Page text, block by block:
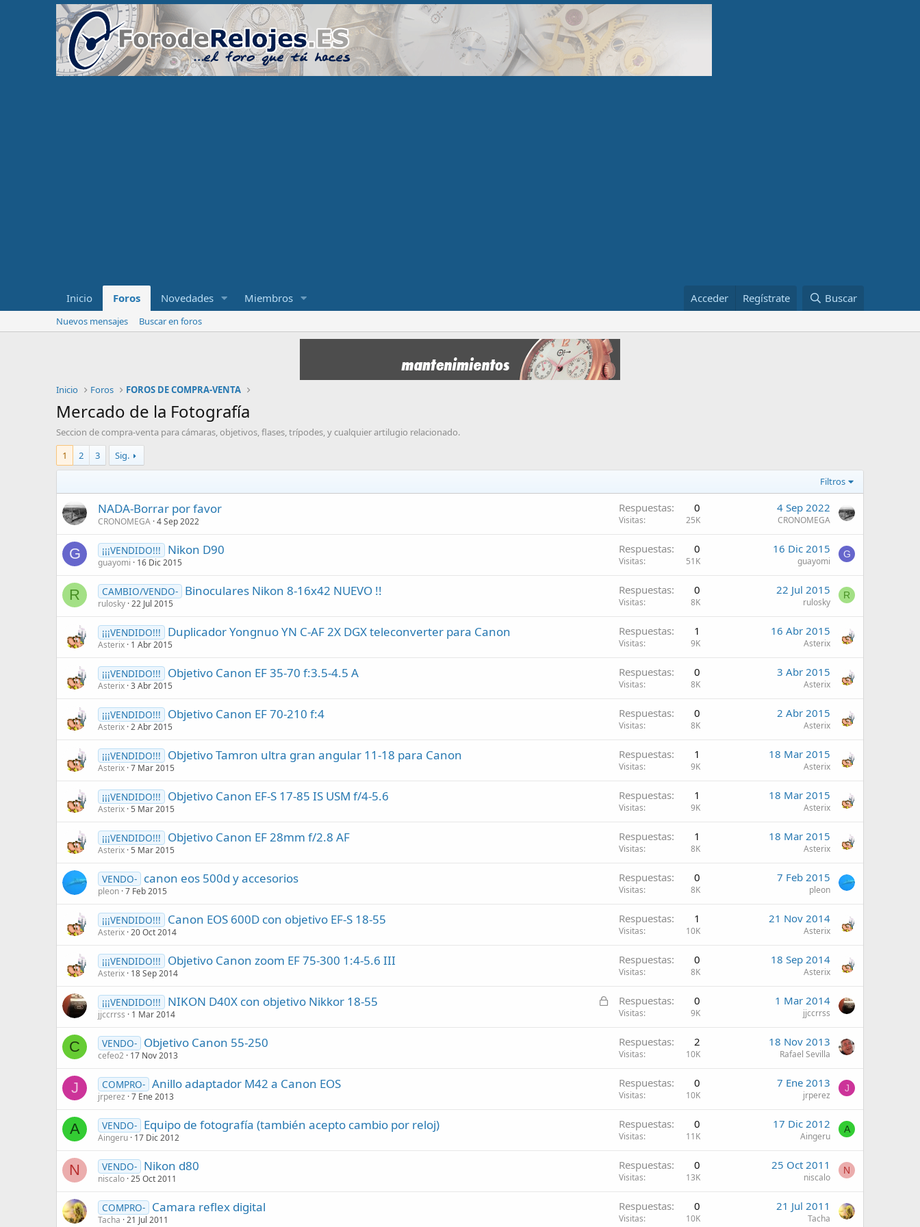
Inicio Foros Novedades Miembros Acceder Regístrate Buscar
Nuevos mensajes Buscar en foros
Inicio Foros FOROS DE COMPRA-VENTA
Mercado de la Fotografía
Seccion de compra-venta para cámaras, objetivos, flases, trípodes, y cualquier artilugio relacionado.
1
2 3 Sig.
Filtros
NADA-Borrar por favor
CRONOMEGA 4 Sep 2022
Respuestas 0
Visitas 25K
4 Sep 2022
CRONOMEGA
G ¡¡¡VENDIDO!!! Nikon D90
guayomi 16 Dic 2015
Respuestas 0
Visitas 51K
16 Dic 2015
guayomi
G
R CAMBIO/VENDO- Binoculares Nikon 8-16x42 NUEVO !!
rulosky 22 Jul 2015
Respuestas 0
Visitas 8K
22 Jul 2015
rulosky
R
¡¡¡VENDIDO!!! Duplicador Yongnuo YN C-AF 2X DGX teleconverter para Canon
Asterix 1 Abr 2015
Respuestas 1
Visitas 9K
16 Abr 2015
Asterix
¡¡¡VENDIDO!!! Objetivo Canon EF 35-70 f:3.5-4.5 A
Asterix 3 Abr 2015
Respuestas 0
Visitas 8K
3 Abr 2015
Asterix
¡¡¡VENDIDO!!! Objetivo Canon EF 70-210 f:4
Asterix 2 Abr 2015
Respuestas 0
Visitas 8K
2 Abr 2015
Asterix
¡¡¡VENDIDO!!! Objetivo Tamron ultra gran angular 11-18 para Canon
Asterix 7 Mar 2015
Respuestas 1
Visitas 9K
18 Mar 2015
Asterix
¡¡¡VENDIDO!!! Objetivo Canon EF-S 17-85 IS USM f/4-5.6
Asterix 5 Mar 2015
Respuestas 1
Visitas 9K
18 Mar 2015
Asterix
¡¡¡VENDIDO!!! Objetivo Canon EF 28mm f/2.8 AF
Asterix 5 Mar 2015
Respuestas 1
Visitas 8K
18 Mar 2015
Asterix
VENDO- canon eos 500d y accesorios
pleon 7 Feb 2015
Respuestas 0
Visitas 8K
7 Feb 2015
pleon
¡¡¡VENDIDO!!! Canon EOS 600D con objetivo EF-S 18-55
Asterix 20 Oct 2014
Respuestas 1
Visitas 10K
21 Nov 2014
Asterix
¡¡¡VENDIDO!!! Objetivo Canon zoom EF 75-300 1:4-5.6 III
Asterix 18 Sep 2014
Respuestas 0
Visitas 8K
18 Sep 2014
Asterix
C
¡¡¡VENDIDO!!! NIKON D40X con objetivo Nikkor 18-55
jjccrrss 1 Mar 2014
Respuestas 0
Visitas 9K
1 Mar 2014
jjccrrss
C VENDO- Objetivo Canon 55-250
cefeo2 17 Nov 2013
Respuestas 2
Visitas 10K
18 Nov 2013
Rafael Sevilla
J COMPRO- Anillo adaptador M42 a Canon EOS
jrperez 7 Ene 2013
Respuestas 0
Visitas 10K
7 Ene 2013
jrperez
J
A VENDO- Equipo de fotografía (también acepto cambio por reloj)
Aingeru 17 Dic 2012
Respuestas 0
Visitas 11K
17 Dic 2012
Aingeru
A
N VENDO- Nikon d80
niscalo 25 Oct 2011
Respuestas 0
Visitas 13K
25 Oct 2011
niscalo
N
COMPRO- Camara reflex digital
Tacha 21 Jul 2011
Respuestas 0
Visitas 10K
21 Jul 2011
Tacha